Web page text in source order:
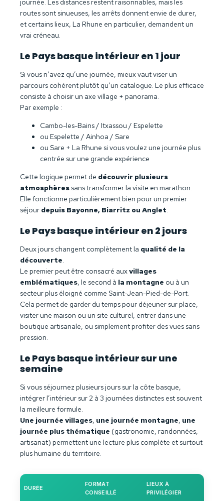
journée. Les distances restent raisonnables, mais les
routes sont sinueuses, les arrêts donnent envie de durer,
et certains lieux, La Rhune en particulier, demandent un
vrai créneau.
Le Pays basque intérieur en 1 jour
Si vous n’avez qu’une journée, mieux vaut viser un
parcours cohérent plutôt qu’un catalogue. Le plus efficace
consiste à choisir un axe village + panorama.
Par exemple :
Cambo-les-Bains / Itxassou / Espelette
ou Espelette / Ainhoa / Sare
ou Sare + La Rhune si vous voulez une journée plus
centrée sur une grande expérience
Cette logique permet de découvrir plusieurs
atmosphères sans transformer la visite en marathon.
Elle fonctionne particulièrement bien pour un premier
séjour depuis Bayonne, Biarritz ou Anglet.
Le Pays basque intérieur en 2 jours
Deux jours changent complètement la qualité de la
découverte.
Le premier peut être consacré auxvillages
emblématiques, le second à la montagne ou à un
secteur plus éloigné comme Saint-Jean-Pied-de-Port.
Cela permet de garder du temps pour déjeuner sur place,
visiter une maison ou un site culturel, entrer dans une
boutique artisanale, ou simplement profiter des vues sans
pression.
Le Pays basque intérieur sur une
semaine
Si vous séjournez plusieurs jours sur la côte basque,
intégrer l’intérieur sur 2 à 3 journées distinctes est souvent
la meilleure formule.
Une journée villages, une journée montagne, une
journée plus thématique (gastronomie, randonnées,
artisanat) permettent une lecture plus complète et surtout
plus humaine du territoire.
DURÉE
FORMAT
CONSEILLÉ
LIEUX À
PRIVILÉGIER